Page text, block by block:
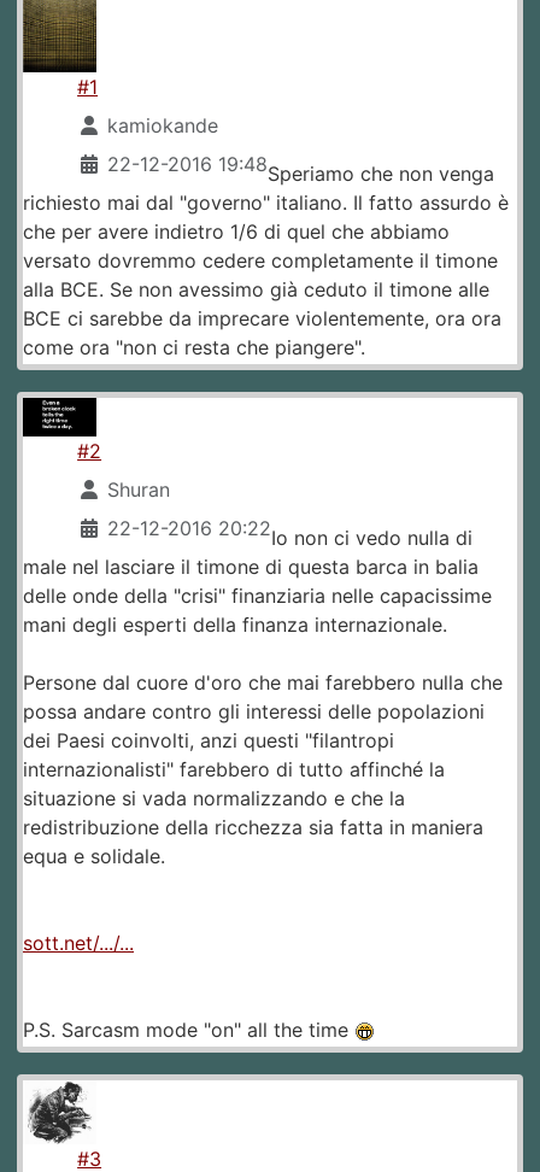
#1
kamiokande
22-12-2016 19:48Speriamo che non venga
richiesto mai dal "governo" italiano. Il fatto assurdo è
che per avere indietro 1/6 di quel che abbiamo
versato dovremmo cedere completamente il timone
alla BCE. Se non avessimo già ceduto il timone alle
BCE ci sarebbe da imprecare violentemente, ora ora
come ora "non ci resta che piangere".
#2
Shuran
22-12-2016 20:22Io non ci vedo nulla di
male nel lasciare il timone di questa barca in balia
delle onde della "crisi" finanziaria nelle capacissime
mani degli esperti della finanza internazionale.
Persone dal cuore d'oro che mai farebbero nulla che
possa andare contro gli interessi delle popolazioni
dei Paesi coinvolti, anzi questi "filantropi
internazionalisti" farebbero di tutto affinché la
situazione si vada normalizzando e che la
redistribuzione della ricchezza sia fatta in maniera
equa e solidale.
sott.net/.../...
P.S. Sarcasm mode "on" all the time
#3